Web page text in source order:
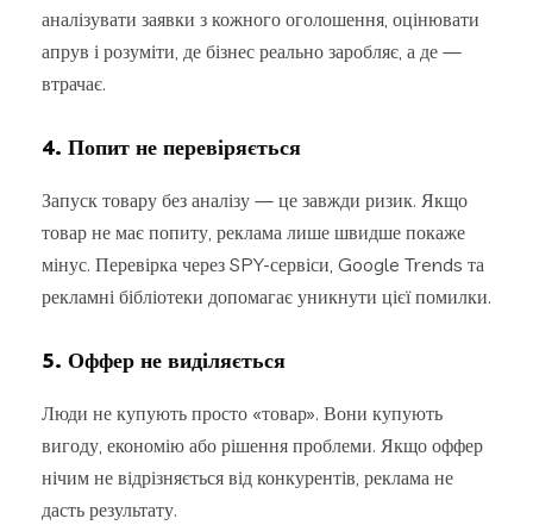
аналізувати заявки з кожного оголошення, оцінювати
апрув і розуміти, де бізнес реально заробляє, а де —
втрачає.
4. Попит не перевіряється
Запуск товару без аналізу — це завжди ризик. Якщо
товар не має попиту, реклама лише швидше покаже
мінус. Перевірка через SPY-сервіси, Google Trends та
рекламні бібліотеки допомагає уникнути цієї помилки.
5. Оффер не виділяється
Люди не купують просто «товар». Вони купують
вигоду, економію або рішення проблеми. Якщо оффер
нічим не відрізняється від конкурентів, реклама не
дасть результату.